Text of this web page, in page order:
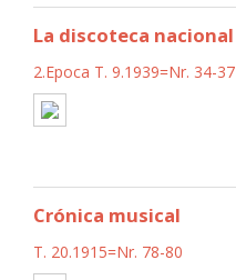
La discoteca nacional
2.Epoca T. 9.1939=Nr. 34-37
Crónica musical
T. 20.1915=Nr. 78-80